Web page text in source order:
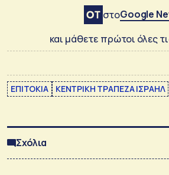
στοGoogle
και μάθετε πρώτοι όλες
ΕΠΙΤΟΚΙΑ ΚΕΝΤΡΙΚΗ ΤΡΑΠΕΖΑ ΙΣΡΑΗΛ
Σχόλια